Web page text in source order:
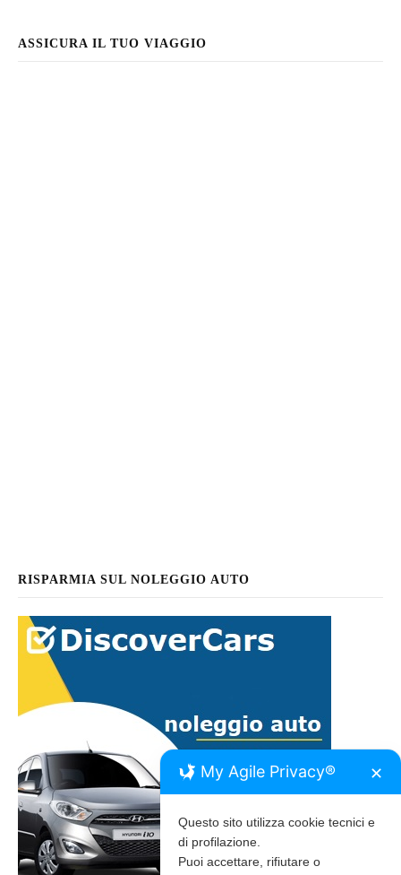
ASSICURA IL TUO VIAGGIO
RISPARMIA SUL NOLEGGIO AUTO
My Agile Privacy® ✕
Questo sito utilizza cookie tecnici e
di profilazione.
Puoi accettare, rifiutare o